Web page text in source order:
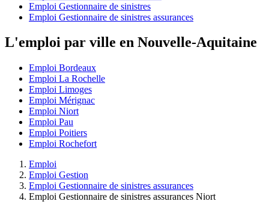
Emploi Gestionnaire de sinistres
Emploi Gestionnaire de sinistres assurances
L'emploi par ville en Nouvelle-Aquitaine
Emploi Bordeaux
Emploi La Rochelle
Emploi Limoges
Emploi Mérignac
Emploi Niort
Emploi Pau
Emploi Poitiers
Emploi Rochefort
Emploi
Emploi Gestion
Emploi Gestionnaire de sinistres assurances
Emploi Gestionnaire de sinistres assurances Niort